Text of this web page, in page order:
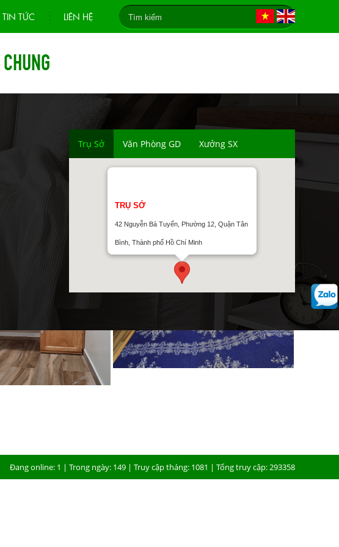
TIN TỨC LIÊN HỆ
Trụ Sở Văn Phòng GD Xưởng SX
TRỤ SỞ
42 Nguyễn Bá Tuyển, Phường 12, Quận Tân
Bình, Thành phố Hồ Chí Minh
Đang online: 1 | Trong ngày: 149 | Truy cập tháng: 1081 | Tổng truy cập: 293358